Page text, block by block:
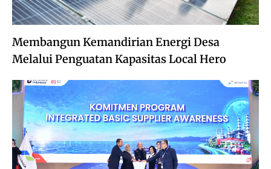
Membangun Kemandirian Energi Desa
Melalui Penguatan Kapasitas Local Hero